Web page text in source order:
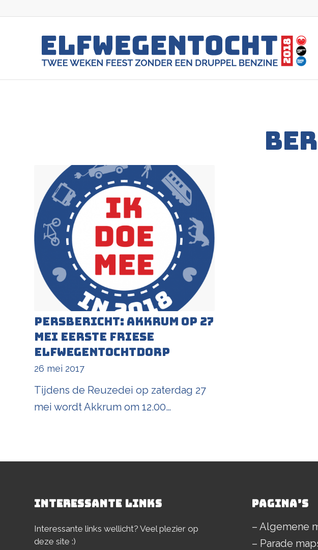
Persbericht: Akkrum op 27
mei eerste Friese
Elfwegentochtdorp
26 mei 2017
Tijdens de Reuzedei op zaterdag 27
mei wordt Akkrum om 12.00…
INTERESSANTE LINKS
Interessante links wellicht? Veel plezier op
deze site :)
PAGINA’S
– Algemene
– Parade